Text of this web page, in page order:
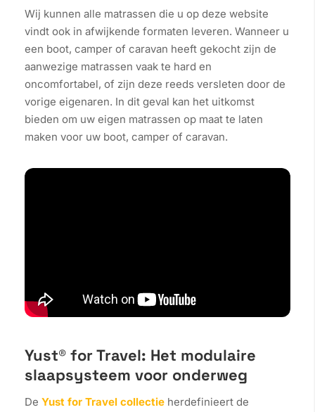
Wij kunnen alle matrassen die u op deze website
vindt ook in afwijkende formaten leveren. Wanneer u
een boot, camper of caravan heeft gekocht zijn de
aanwezige matrassen vaak te hard en
oncomfortabel, of zijn deze reeds versleten door de
vorige eigenaren. In dit geval kan het uitkomst
bieden om uw eigen matrassen op maat te laten
maken voor uw boot, camper of caravan.
Yust® for Travel: Het modulaire
slaapsysteem voor onderweg
De Yust for Travel collectie herdefinieert de